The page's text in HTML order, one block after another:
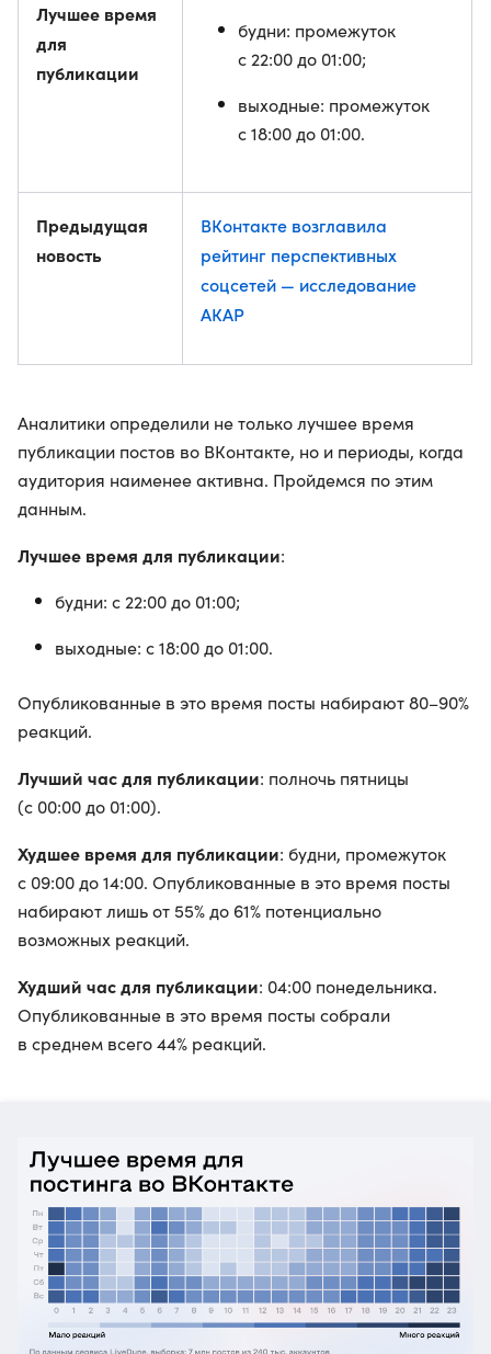
Лучшее время
для
публикации
будни: промежуток
с 22:00 до 01:00;
выходные: промежуток
с 18:00 до 01:00.
Предыдущая
новость
ВКонтакте возглавила
рейтинг перспективных
соцсетей — исследование
АКАР
Аналитики определили не только лучшее время
публикации постов во ВКонтакте, но и периоды, когда
аудитория наименее активна. Пройдемся по этим
данным.
Лучшее время для публикации:
будни: с 22:00 до 01:00;
выходные: с 18:00 до 01:00.
Опубликованные в это время посты набирают 80–90%
реакций.
Лучший час для публикации: полночь пятницы
(с 00:00 до 01:00).
Худшее время для публикации: будни, промежуток
с 09:00 до 14:00. Опубликованные в это время посты
набирают лишь от 55% до 61% потенциально
возможных реакций.
Худший час для публикации: 04:00 понедельника.
Опубликованные в это время посты собрали
в среднем всего 44% реакций.